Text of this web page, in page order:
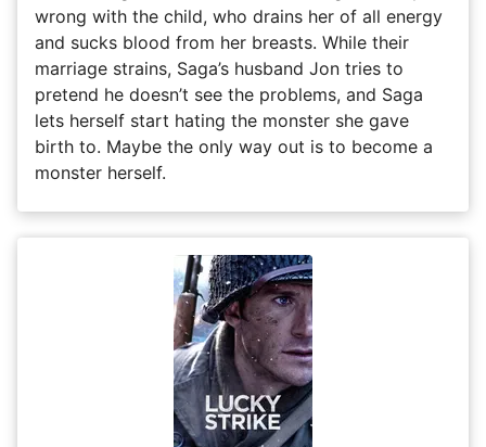
wrong with the child, who drains her of all energy
and sucks blood from her breasts. While their
marriage strains, Saga’s husband Jon tries to
pretend he doesn’t see the problems, and Saga
lets herself start hating the monster she gave
birth to. Maybe the only way out is to become a
monster herself.